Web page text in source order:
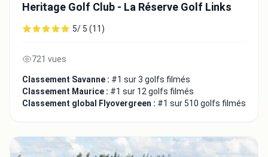
Heritage Golf Club - La Réserve Golf Links
5/ 5 (11)
721 vues
Classement Savanne : #1 sur 3 golfs filmés
Classement Maurice : #1 sur 12 golfs filmés
Classement global Flyovergreen : #1 sur 510 golfs filmés